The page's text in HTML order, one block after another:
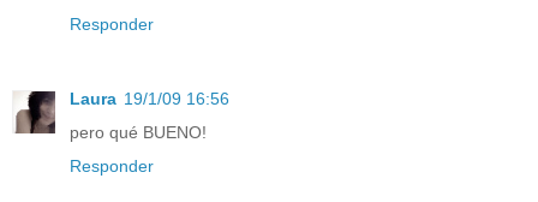
Responder
Laura 19/1/09 16:56
pero qué BUENO!
Responder